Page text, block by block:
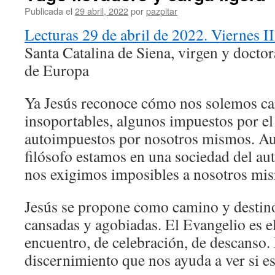
Publicada el 29 abril, 2022porpazpitar
Lecturas 29 de abril de 2022. Viernes II
Santa Catalina de Siena, virgen y
de Europa
Ya Jesús reconoce cómo nos solemos
insoportables, algunos impuestos por
autoimpuestos por nosotros mismos.
filósofo estamos en una sociedad del
nos exigimos imposibles a nosotros
Jesús se propone como camino y
cansadas y agobiadas. El Evangelio es
encuentro, de celebración, de
discernimiento que nos ayuda a ver si